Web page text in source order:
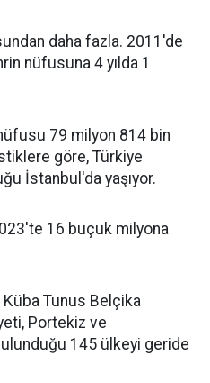
daha fazla. 2011'de
nüfusuna 4 yılda 1
79 milyon 814 bin
göre, Türkiye
İstanbul'da yaşıyor.
16 buçuk milyona
Küba Tunus Belçika
Portekiz ve
145 ülkeyi geride